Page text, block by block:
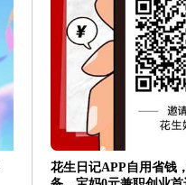
花生日记APP自用省钱